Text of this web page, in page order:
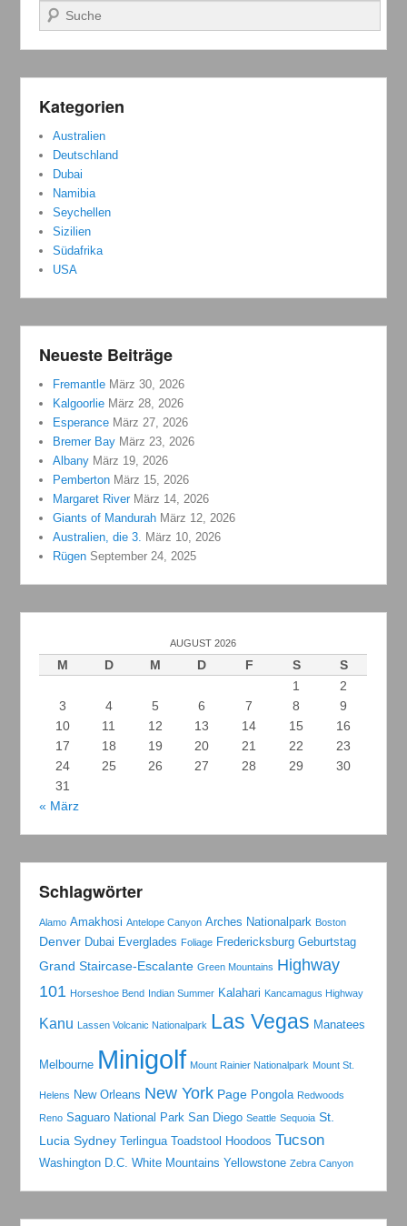
Suchen
Kategorien
Australien
Deutschland
Dubai
Namibia
Seychellen
Sizilien
Südafrika
USA
Neueste Beiträge
Fremantle März 30, 2026
Kalgoorlie März 28, 2026
Esperance März 27, 2026
Bremer Bay März 23, 2026
Albany März 19, 2026
Pemberton März 15, 2026
Margaret River März 14, 2026
Giants of Mandurah März 12, 2026
Australien, die 3. März 10, 2026
Rügen September 24, 2025
AUGUST 2026
M D M D F S
S
1
2
3
4 5 6 7 8
9
10
11 12 13 14 15
16
17
18 19 20 21 22
23
24
25 26 27 28 29
30
31
« März
Schlagwörter
Alamo Amakhosi Antelope Canyon Arches Nationalpark Boston
Denver Dubai Everglades Foliage Fredericksburg Geburtstag
Grand Staircase-Escalante Green Mountains Highway
101 Horseshoe Bend Indian Summer Kalahari Kancamagus Highway
Kanu Lassen Volcanic Nationalpark Las Vegas Manatees
Melbourne Minigolf Mount Rainier Nationalpark Mount St.
Helens New Orleans New York Page Pongola Redwoods
Reno Saguaro National Park San Diego Seattle Sequoia St.
Lucia Sydney Terlingua Toadstool Hoodoos Tucson
Washington D.C. White Mountains Yellowstone Zebra Canyon